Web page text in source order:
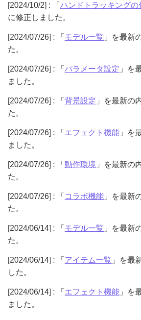
[2024/10/2] : 「 ハンドトラッキングの
に修正しました。
[2024/07/26] : 「 モデル一覧 」を最新
た。
[2024/07/26] : 「 パラメータ設定 」を
ました。
[2024/07/26] : 「 背景設定 」を最新の
た。
[2024/07/26] : 「 エフェクト機能 」を
ました。
[2024/07/26] : 「 動作環境 」を最新の
た。
[2024/07/26] : 「 コラボ機能 」を最新
た。
[2024/06/14] : 「 モデル一覧 」を最新
た。
[2024/06/14] : 「 アイテム一覧 」を最
した。
[2024/06/14] : 「 エフェクト機能 」を
ました。